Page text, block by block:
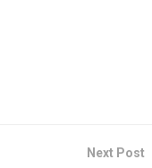
Next Post